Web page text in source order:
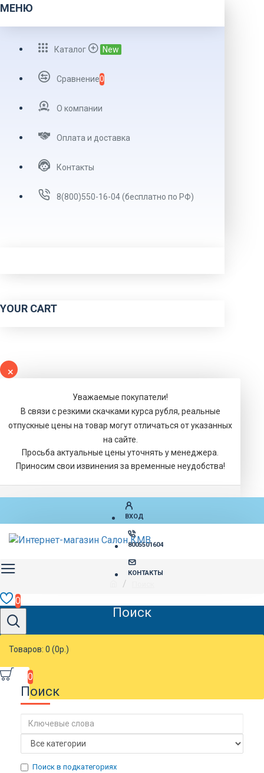
МЕНЮ
Каталог New
Сравнение0
О компании
Оплата и доставка
Контакты
8(800)550-16-04 (бесплатно по РФ)
YOUR CART
Уважаемые покупатели!
В связи с резкими скачками курса рубля, реальные
отпускные цены на товар могут отличаться от указанных
на сайте.
Просьба актуальные цены уточнять у менеджера.
Приносим свои извинения за временные неудобства!
ВХОД
8005501604
КОНТАКТЫ
0
Товаров: 0 (0р.)
0
Поиск
Поиск
Поиск в подкатегориях